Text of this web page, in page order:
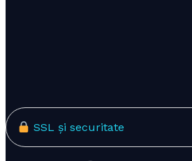
SSL și securitate